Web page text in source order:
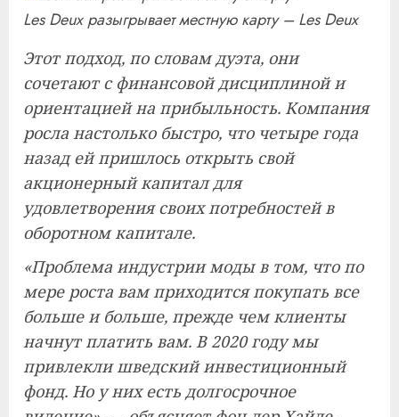
Les Deux разыгрывает местную карту – Les Deux
Этот подход, по словам дуэта, они
сочетают с финансовой дисциплиной и
ориентацией на прибыльность. Компания
росла настолько быстро, что четыре года
назад ей пришлось открыть свой
акционерный капитал для
удовлетворения своих потребностей в
оборотном капитале.
«Проблема индустрии моды в том, что по
мере роста вам приходится покупать все
больше и больше, прежде чем клиенты
начнут платить вам. В 2020 году мы
привлекли шведский инвестиционный
фонд. Но у них есть долгосрочное